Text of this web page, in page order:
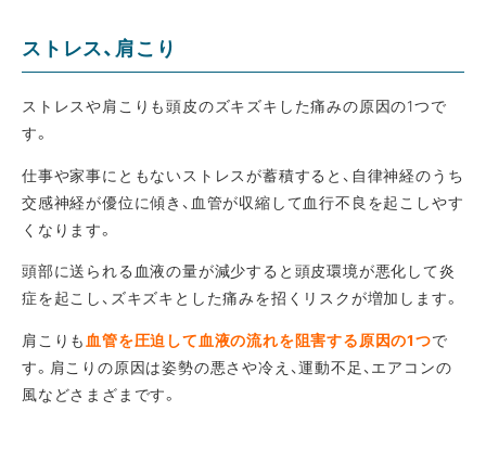
ストレス、肩こり
ストレスや肩こりも頭皮のズキズキした痛みの原因の1つで
す。
仕事や家事にともないストレスが蓄積すると、自律神経のうち
交感神経が優位に傾き、血管が収縮して血行不良を起こしやす
くなります。
頭部に送られる血液の量が減少すると頭皮環境が悪化して炎
症を起こし、ズキズキとした痛みを招くリスクが増加します。
肩こりも 血管を圧迫して血液の流れを阻害する原因の1つで
す。肩こりの原因は姿勢の悪さや冷え、運動不足、エアコンの
風などさまざまです。